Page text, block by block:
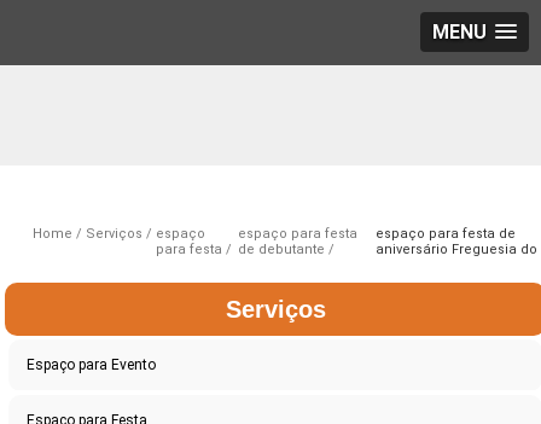
MENU
Home Serviços
espaço
para festa
espaço para festa
de debutante
espaço para festa de
aniversário Freguesia do
Serviços
Espaço para Evento